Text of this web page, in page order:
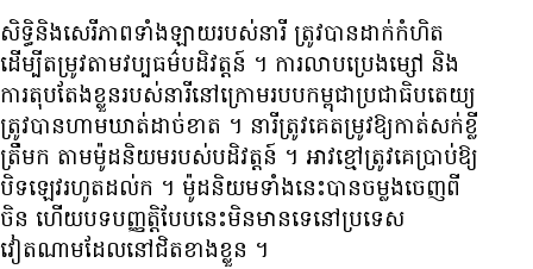
សិទ្ធិ​និង​សេរីភាព​ទាំងឡាយ​របស់​នារី ត្រូវ​បាន​ដាក់​កំហិត​
ដើម្បី​តម្រូវ​តាម​វប្បធម៌​បដិវត្តន៍ ។ ការ​លាប​ប្រេង​ម្សៅ និង​
ការ​តុបតែង​ខ្លួន​របស់​នារី​នៅ​ក្រោម​របប​កម្ពុជា​ប្រជាធិបតេយ្យ
ត្រូវ​បាន​ហាមឃាត់​ដាច់ខាត ។ នារី​ត្រូវ​គេ​តម្រូវ​ឱ្យ​កាត់​សក់​ខ្លី​
ត្រឹម​ក តាម​ម៉ូដ​និយម​របស់​បដិវត្តន៍ ។ ឤវ​ខ្មៅ​ត្រូវ​គេ​ប្រាប់​ឱ្យ​
បិទ​ឡេវ​រហូតដល់​ក ។ ម៉ូដ​និយម​ទាំងនេះ​បាន​ចម្លង​ចេញពី​
ចិន ហើយ​បទ​បញ្ញតិ្ត​បែប​នេះ​មិន​មាន​ទេ​នៅ​ប្រទេស​
វៀតណាម​ដែល​នៅ​ជិត​ខាង​ខ្លួន ។